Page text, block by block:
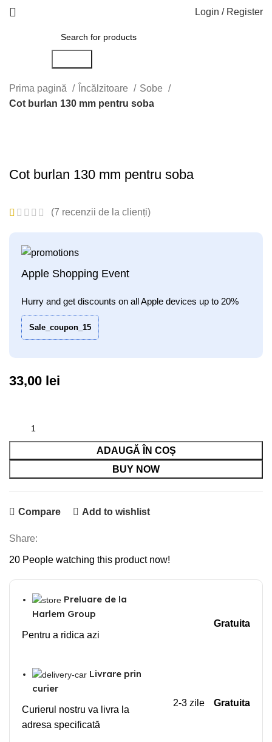
Login / Register
Prima pagină Încălzitoare
Sobe
Cot burlan 130 mm pentru soba
Cot burlan 130 mm pentru soba
(7 recenzii de la clienți)
Apple Shopping Event
Hurry and get discounts on all Apple devices up to 20%
Sale_coupon_15
33,00 lei
ADAUGĂ ÎN COȘ
BUY NOW
Compare Add to wishlist
Share:
20 People watching this product now!
Preluare de la
Harlem Group
Pentru a ridica azi
Gratuita
Livrare prin
curier
Curierul nostru va livra la
adresa specificată
2-3 zile Gratuita